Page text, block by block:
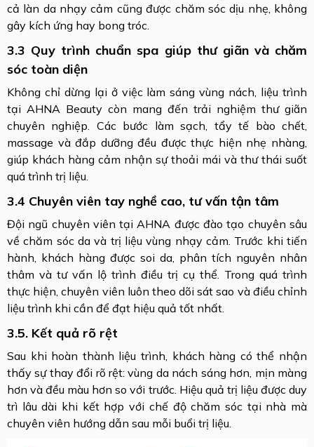
cả làn da nhạy cảm cũng được chăm sóc dịu nhẹ, không
gây kích ứng hay bong tróc.
3.3 Quy trình chuẩn spa giúp thư giãn và chăm
sóc toàn diện
Không chỉ dừng lại ở việc làm sáng vùng nách, liệu trình
tại AHNA Beauty còn mang đến trải nghiệm thư giãn
chuyên nghiệp. Các bước làm sạch, tẩy tế bào chết,
massage và đắp dưỡng đều được thực hiện nhẹ nhàng,
giúp khách hàng cảm nhận sự thoải mái và thư thái suốt
quá trình trị liệu.
3.4 Chuyên viên tay nghề cao, tư vấn tận tâm
Đội ngũ chuyên viên tại AHNA được đào tạo chuyên sâu
về chăm sóc da và trị liệu vùng nhạy cảm. Trước khi tiến
hành, khách hàng được soi da, phân tích nguyên nhân
thâm và tư vấn lộ trình điều trị cụ thể. Trong quá trình
thực hiện, chuyên viên luôn theo dõi sát sao và điều chỉnh
liệu trình khi cần để đạt hiệu quả tốt nhất.
3.5. Kết quả rõ rệt
Sau khi hoàn thành liệu trình, khách hàng có thể nhận
thấy sự thay đổi rõ rệt: vùng da nách sáng hơn, mịn màng
hơn và đều màu hơn so với trước. Hiệu quả trị liệu được duy
trì lâu dài khi kết hợp với chế độ chăm sóc tại nhà mà
chuyên viên hướng dẫn sau mỗi buổi trị liệu.